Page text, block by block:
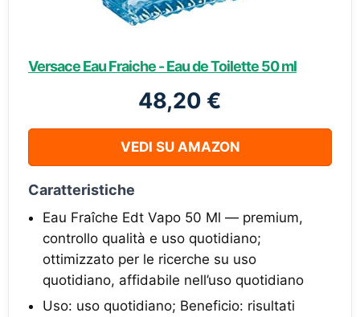
Versace Eau Fraiche - Eau de Toilette 50 ml
48,20 €
VEDI SU AMAZON
Caratteristiche
Eau Fraîche Edt Vapo 50 Ml — premium,
controllo qualità e uso quotidiano;
ottimizzato per le ricerche su uso
quotidiano, affidabile nell’uso quotidiano
Uso: uso quotidiano; Beneficio: risultati